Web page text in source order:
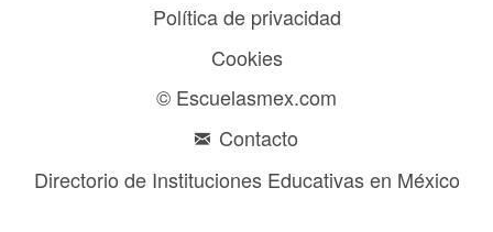
Política de privacidad
Cookies
© Escuelasmex.com
Contacto
Directorio de Instituciones Educativas en México